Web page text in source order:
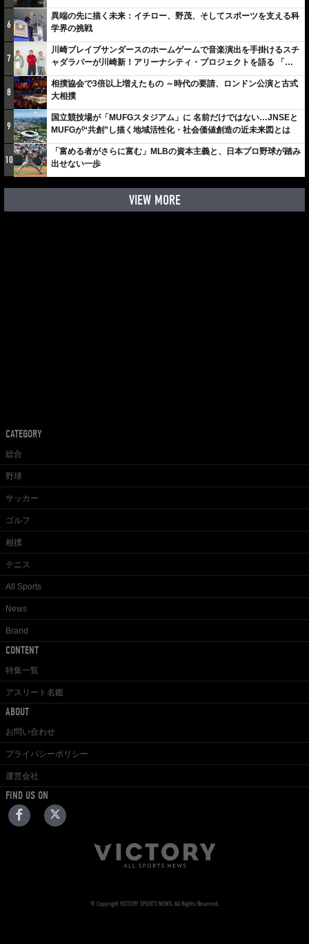
6
異端の先に描く未来：イチロー、野茂、そしてスポーツを支える科
学界の挑戦
7
川崎ブレイブサンダースのホームゲームで音楽演出を手掛けるスチ
ャダラパーが川崎新！アリーナシティ・プロジェクトを語る 「楽
しみでしかないでしょ。川崎は、ずっと成長曲線だから」
8
相撲協会で3倍以上増えたもの ～時代の要請、ロンドン公演と古式
大相撲
9
国立競技場が「MUFGスタジアム」に 名前だけではない…JNSEと
MUFGが“共創”し描く地域活性化・社会価値創造の近未来図とは
10
「富める者がさらに富む」MLBの資本主義と、日本プロ野球が踏み
出せない一歩
VIEW MORE
CATEGORY
総合
野球
サッカー
ゴルフ
相撲
テニス
All Sports
News
Brand
CONTENT
特集一覧
アスリート名鑑
ABOUT
お問い合わせ
プライバシーポリシー
運営会社
FIND US ON
© Copyright VICTORY SPORTS NEWS. All Rights Reserved.